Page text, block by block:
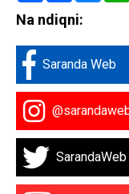
Na ndiqni:
Saranda Web
SarandaWeb